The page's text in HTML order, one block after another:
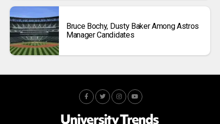
Bruce Bochy, Dusty Baker Among Astros
Manager Candidates